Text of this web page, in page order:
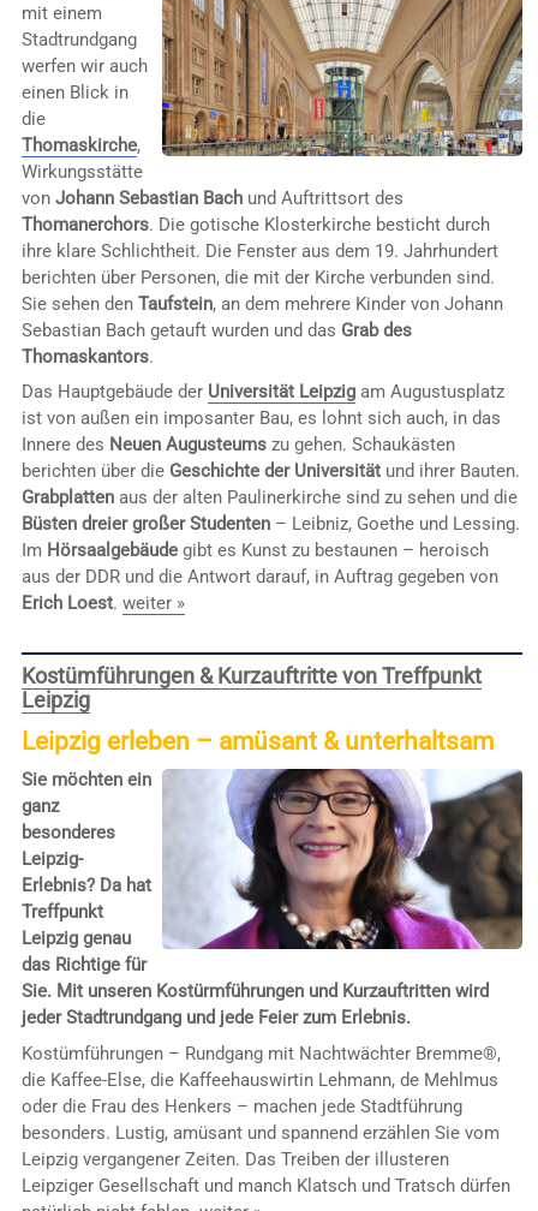
mit einem
Stadtrundgang
werfen wir auch
einen Blick in
die
Thomaskirche,
Wirkungsstätte
von Johann Sebastian Bachund Auftrittsort des
Thomanerchors. Die gotische Klosterkirche besticht durch
ihre klare Schlichtheit. Die Fenster aus dem 19. Jahrhundert
berichten über Personen, die mit der Kirche verbunden sind.
Sie sehen den Taufstein, an dem mehrere Kinder von Johann
Sebastian Bach getauft wurden und das Grab des
Thomaskantors.
Das Hauptgebäude der Universität Leipzigam Augustusplatz
ist von außen ein imposanter Bau, es lohnt sich auch, in das
Innere des Neuen Augusteumszu gehen. Schaukästen
berichten über die Geschichte der Universitätund ihrer Bauten.
Grabplattenaus der alten Paulinerkirche sind zu sehen und die
Büsten dreier großer Studenten– Leibniz, Goethe und Lessing.
Im Hörsaalgebäudegibt es Kunst zu bestaunen – heroisch
aus der DDR und die Antwort darauf, in Auftrag gegeben von
Erich Loest. weiter »
Kostümführungen & Kurzauftritte von Treffpunkt
Leipzig
Leipzig erleben – amüsant & unterhaltsam
Sie möchten ein
ganz
besonderes
Leipzig-
Erlebnis? Da hat
Treffpunkt
Leipzig genau
das Richtige für
Sie. Mit unseren Kostürmführungen und Kurzauftritten wird
jeder Stadtrundgang und jede Feier zum Erlebnis.
Kostümführungen – Rundgang mit Nachtwächter Bremme®,
die Kaffee-Else, die Kaffeehauswirtin Lehmann, de Mehlmus
oder die Frau des Henkers – machen jede Stadtführung
besonders. Lustig, amüsant und spannend erzählen Sie vom
Leipzig vergangener Zeiten. Das Treiben der illusteren
Leipziger Gesellschaft und manch Klatsch und Tratsch dürfen